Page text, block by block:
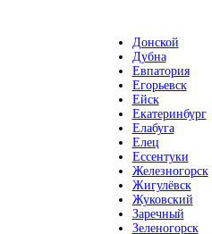
Донской
Дубна
Евпатория
Егорьевск
Ейск
Екатеринбург
Елабуга
Елец
Ессентуки
Железногорск
Жигулёвск
Жуковский
Заречный
Зеленогорск